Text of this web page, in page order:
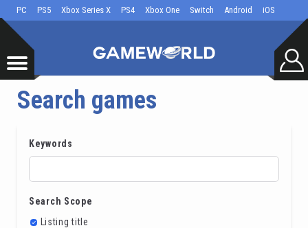
PC PS5 Xbox Series X PS4 Xbox One Switch Android iOS
Search games
Keywords
Search Scope
Listing title